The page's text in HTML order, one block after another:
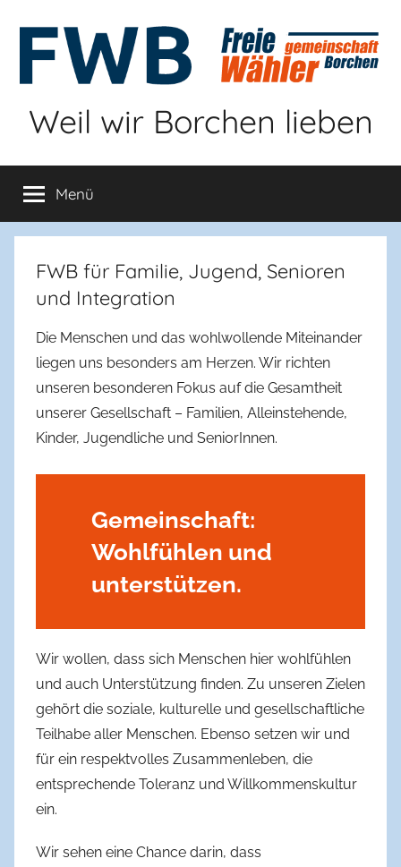
Inhalt
springen
Weil wir Borchen lieben
Menü
FWB für Familie, Jugend, Senioren
und Integration
Die Menschen und das wohlwollende Miteinander
liegen uns besonders am Herzen. Wir richten
unseren besonderen Fokus auf die Gesamtheit
unserer Gesellschaft – Familien, Alleinstehende,
Kinder, Jugendliche und SeniorInnen.
Gemeinschaft:
Wohlfühlen und
unterstützen.
Wir wollen, dass sich Menschen hier wohlfühlen
und auch Unterstützung finden. Zu unseren Zielen
gehört die soziale, kulturelle und gesellschaftliche
Teilhabe aller Menschen. Ebenso setzen wir und
für ein respektvolles Zusammenleben, die
entsprechende Toleranz und Willkommenskultur
ein.
Wir sehen eine Chance darin, dass